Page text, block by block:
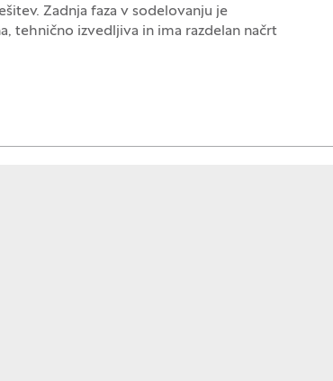
Zadnja faza v sodelovanju je
tehnično izvedljiva in ima razdelan načrt